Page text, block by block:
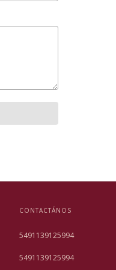
CONTACTÁNOS
5491139125994
5491139125994